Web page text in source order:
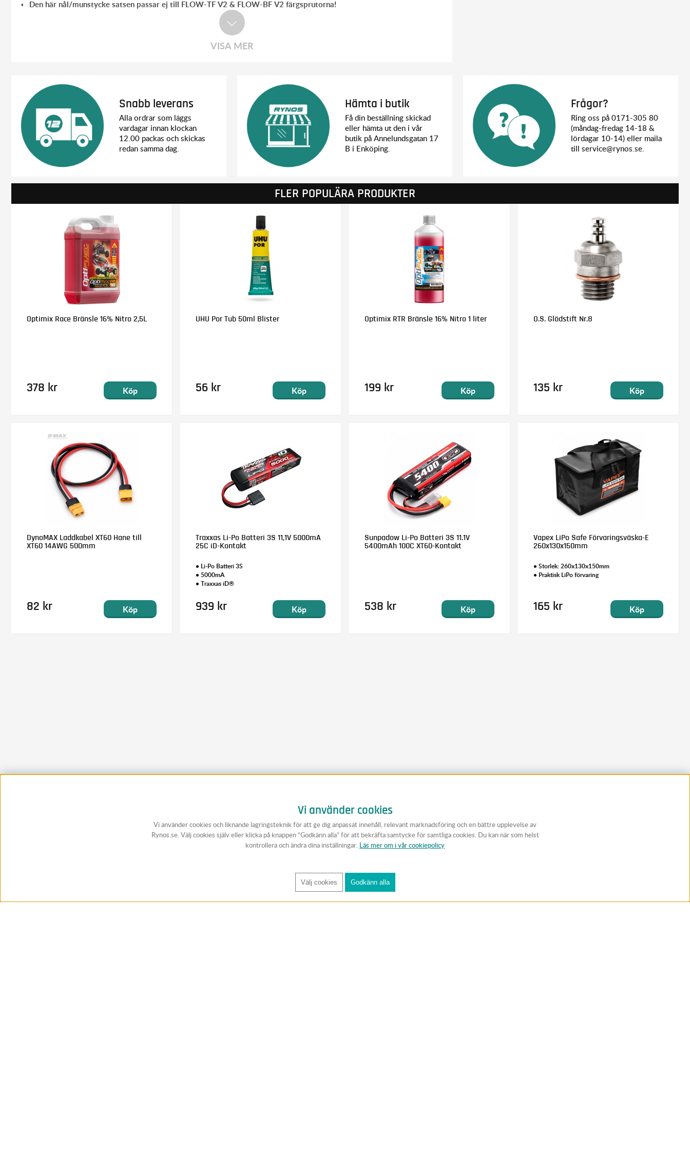
Den här nål/munstycke satsen passar ej till FLOW-TF V2 & FLOW-BF V2 färgsprutorna!
VISA MER
Snabb leverans
Alla ordrar som läggs
vardagar innan klockan
12.00 packas och skickas
redan samma dag.
Hämta i butik
Få din beställning skickad
eller hämta ut den i vår
butik på Annelundsgatan 17
B i Enköping.
Frågor?
Ring oss på 0171-305 80
(måndag-fredag 14-18 &
lördagar 10-14) eller maila
till service@rynos.se.
FLER POPULÄRA PRODUKTER
Optimix Race Bränsle 16% Nitro 2,5L
378 kr Köp
UHU Por Tub 50ml Blister
56 kr Köp
Optimix RTR Bränsle 16% Nitro 1 liter
199 kr Köp
O.S. Glödstift Nr.8
135 kr Köp
DynoMAX Laddkabel XT60 Hane till
XT60 14AWG 500mm
82 kr Köp
Traxxas Li-Po Batteri 3S 11,1V 5000mA
25C iD-Kontakt
• Li-Po Batteri 3S
• 5000mA
• Traxxas iD®
939 kr Köp
Sunpadow Li-Po Batteri 3S 11.1V
5400mAh 100C XT60-Kontakt
538 kr Köp
Vapex LiPo Safe Förvaringsväska-E
260x130x150mm
• Storlek: 260x130x150mm
• Praktisk LiPo förvaring
165 kr Köp
Vi använder cookies
Vi använder cookies och liknande lagringsteknik för att ge dig anpassat innehåll, relevant marknadsföring och en bättre upplevelse av
Rynos.se. Välj cookies själv eller klicka på knappen “Godkänn alla” för att bekräfta samtycke för samtliga cookies. Du kan när som helst
kontrollera och ändra dina inställningar. Läs mer om i vår cookiepolicy
Välj cookies Godkänn alla